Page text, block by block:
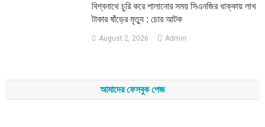
‎বিশ্বনাথে চুরি করে পালানোর সময় সিএনজির ধাক্কায় লাখ
টাকার ষাঁড়ের মৃত্যু : চোর আটক
August 2, 2026 Admin
আমাদের ফেসবুক পেজ